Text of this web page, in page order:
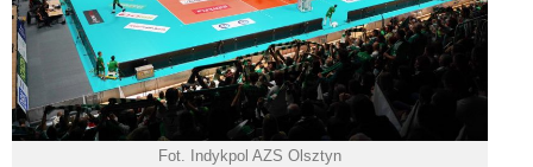
Fot. Indykpol AZS Olsztyn